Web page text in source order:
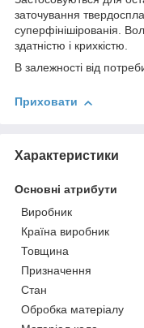
заточування
суперфінішірованія.
здатністю і крихкістю.
В залежності від
Приховати
Характеристики
Основні атрибути
Виробник
Країна виробник
Товщина
Призначення
Стан
Обробка матеріалу